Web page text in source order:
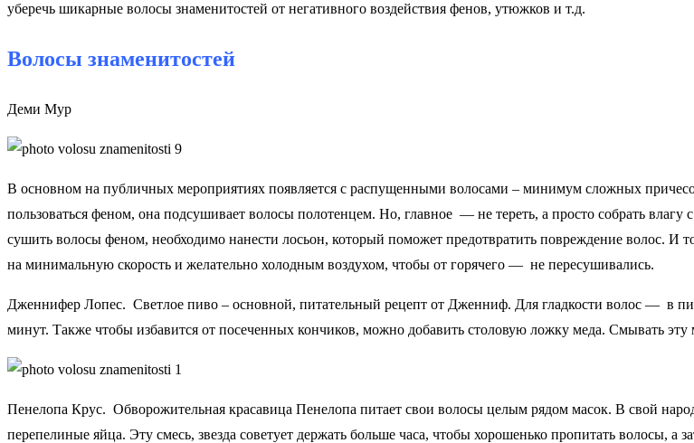
уберечь шикарные волосы знаменитостей от негативного воздействия фенов, утюжков и т.д.
Волосы знаменитостей
Деми Мур
В основном на публичных мероприятиях появляется с распущенными волосами – минимум сложных
пользоваться феном, она подсушивает волосы полотенцем. Но, главное — не тереть, а просто собрать
сушить волосы феном, необходимо нанести лосьон, который поможет предотвратить повреждение волос. И
на минимальную скорость и желательно холодным воздухом, чтобы от горячего — не пересушивались.
Дженнифер Лопес. Светлое пиво – основной, питательный рецепт от Дженниф. Для гладкости волос — в
минут. Также чтобы избавится от посеченных кончиков, можно добавить столовую ложку меда. Смывать
Пенелопа Крус. Обворожительная красавица Пенелопа питает свои волосы целым рядом масок. В свой
перепелиные яйца. Эту смесь, звезда советует держать больше часа, чтобы хорошенько пропитать волосы,